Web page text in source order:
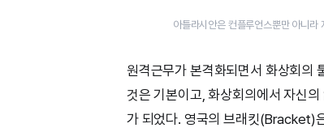
아틀라시안은 컨플루언스뿐만 아니
원격근무가 본격화되면서 화상회의
것은 기본이고, 화상회의에서 자신
가 되었다. 영국의 브래킷(Bracket)